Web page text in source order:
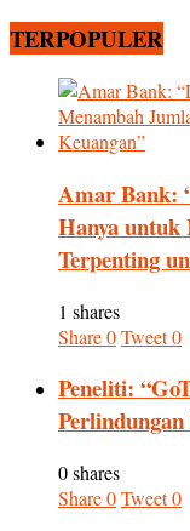
TERPOPULER
Amar Bank:
Hanya untuk
Terpenting
1 shares
Share0Tweet0
Peneliti:
0 shares
Share0Tweet0